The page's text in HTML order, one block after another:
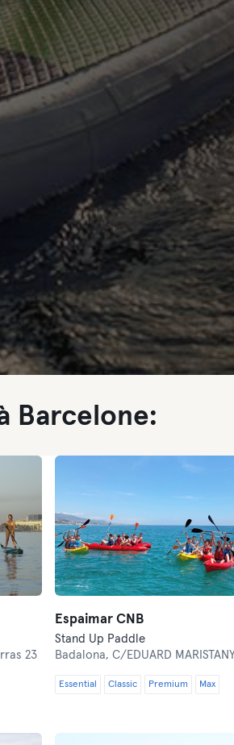
Barcelone:
23
Espaimar CNB
Stand Up Paddle
Badalona, C/EDUARD
Essential Classic Premium Max